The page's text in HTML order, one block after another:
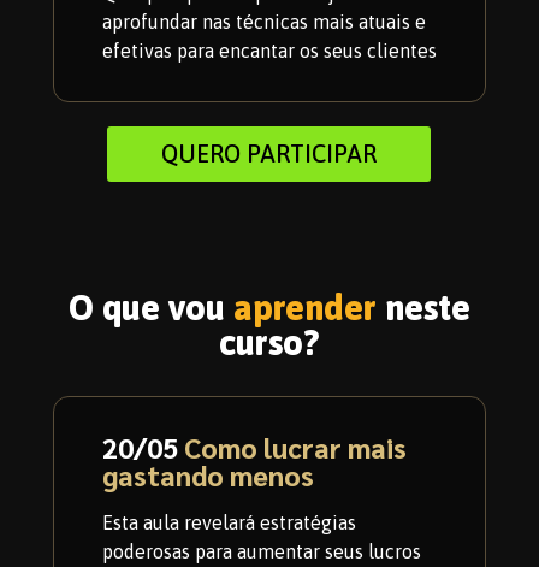
aprofundar nas técnicas mais atuais e
efetivas para encantar os seus clientes​​
QUERO PARTICIPAR
O que vou aprender neste
curso?
20/05 Como lucrar mais
gastando menos
Esta aula revelará estratégias
poderosas para aumentar seus lucros